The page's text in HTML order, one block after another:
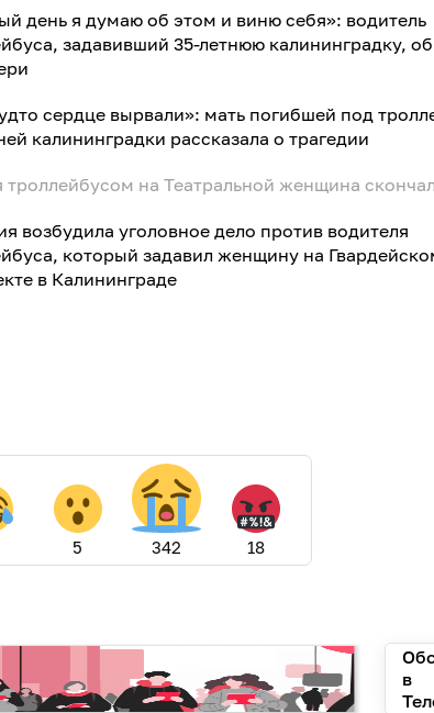
день я думаю об этом и виню себя»: водитель
задавивший 35-летнюю калининградку,
сердце вырвали»: мать погибшей под
калининградки рассказала о трагедии
троллейбусом на Театральной женщина
возбудила уголовное дело против водителя
который задавил женщину на
в Калининграде
5 342 18
в